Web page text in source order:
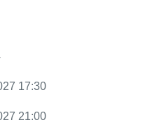
17:30
21:00